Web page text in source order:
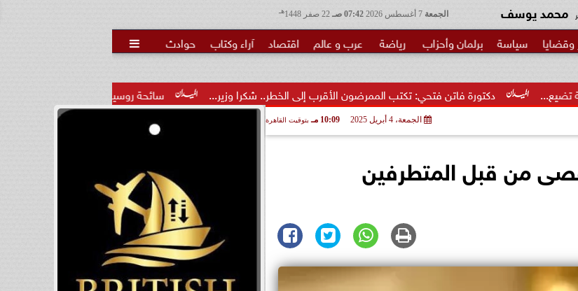
الجمعة 07:42 صـ هـ محمد يوسف
وقضايا سياسة برلمان وأحزاب رياضة عرب و عالم اقتصاد آراء وكتاب حوادث 
سائحة روسية لـ”مراسي”: الغردقة تجمع بين الموقع دكتورة فاتن فتحي: تكتب الممرضون الأقرب إلى الخطر.. شكرا وزير...
الجمعة، 4 أبريل 2025 10:09 مـ بتوقيت القاهرة
من قبل المتطرفين